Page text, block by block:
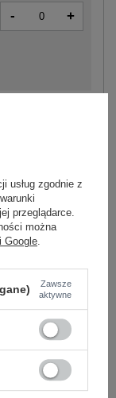
- +
usług zgodnie z
przeglądarce.
można
Google
Zawsze
aktywne